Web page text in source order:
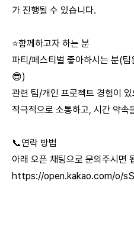
가 진행될 수 있습니다.
⭐함께하고자 하는 분
파티/페스티벌 좋아하시는 분(
😎)
관련 팀/개인 프로젝트 경험이 있
적극적으로 소통하고, 시간 약속
📞연락 방법
아래 오픈 채팅으로 문의주시면
https://open.kakao.com/o/